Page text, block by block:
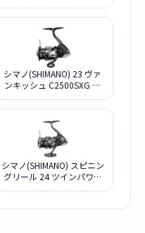
シマノ(SHIMANO) 23 ヴァ
ンキッシュ C2500SXG シ
シマノ(SHIMANO) スピニン
グリール 24 ツインパワー